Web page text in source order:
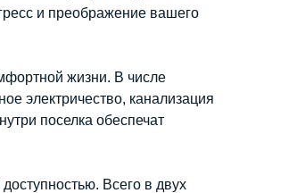
и преображение вашего
жизни. В числе
электричество, канализация
поселка обеспечат
Всего в двух